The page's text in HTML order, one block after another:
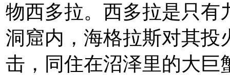
物西多拉。西多拉是只有
洞窟内，海格拉斯对其投
击，同住在沼泽里的大巨